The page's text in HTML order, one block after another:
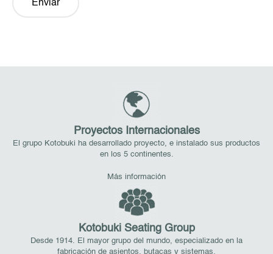
Enviar
Proyectos Internacionales
El grupo Kotobuki ha desarrollado proyecto, e instalado sus productos
en los 5 continentes.
Más información
Kotobuki Seating Group
Desde 1914. El mayor grupo del mundo, especializado en la
fabricación de asientos, butacas y sistemas.